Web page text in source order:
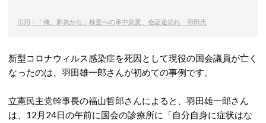
引用：「俺、肺炎かな」検査への車中急変、会話途切れ 羽田氏
新型コロナウィルス感染症を死因として現役の国会議員が亡く
なったのは、羽田雄一郎さんが初めての事例です。
立憲民主党幹事長の福山哲郎さんによると、羽田雄一郎さん
は、12月24日の午前に国会の診療所に「自分自身に症状はな